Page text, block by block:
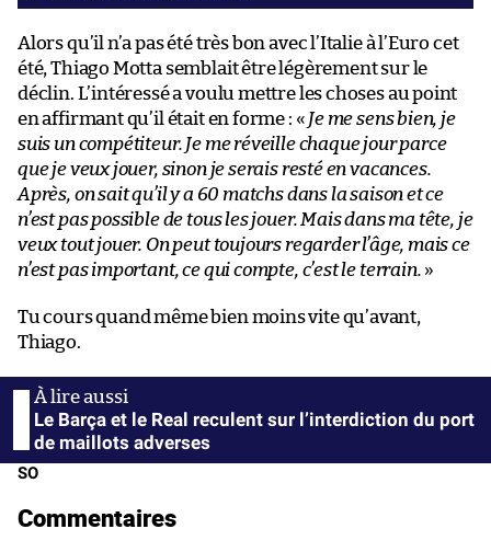
Alors qu’il n’a pas été très bon avec l’Italie à l’Euro cet
été, Thiago Motta semblait être légèrement sur le
déclin. L’intéressé a voulu mettre les choses au point
en affirmant qu’il était en forme : « Je me sens bien, je
suis un compétiteur. Je me réveille chaque jour parce
que je veux jouer, sinon je serais resté en vacances.
Après, on sait qu’il y a 60 matchs dans la saison et ce
n’est pas possible de tous les jouer. Mais dans ma tête, je
veux tout jouer. On peut toujours regarder l’âge, mais ce
n’est pas important, ce qui compte, c’est le terrain. »
Tu cours quand même bien moins vite qu’avant,
Thiago.
Le Barça et le Real reculent sur l’interdiction du port
de maillots adverses
SO
Commentaires